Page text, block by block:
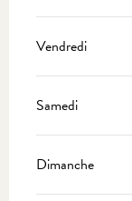
Vendredi
Samedi
Dimanche